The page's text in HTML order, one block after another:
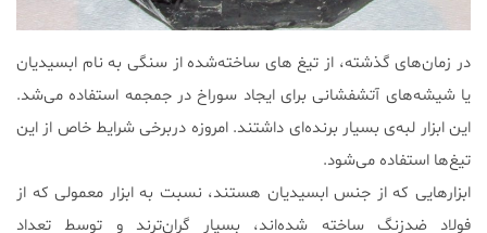
در زمان‌های گذشته، از تیغ های ساخته‌‌شده از سنگی به نام ابسیدیان
یا شیشه‌های آتشفشانی برای ایجاد سوراخ در جمجمه استفاده می‌شد.
این ابزار لبه‌ی بسیار برنده‌ای داشتند. امروزه دربرخی شرایط خاص از این
تیغ‌ها استفاده می‌شود.
ابزارهایی که از جنس ابسیدیان هستند، نسبت به ابزار معمولی که از
فولاد ضدزنگ ساخته شده‌اند، بسیار گران‌ترند و توسط تعداد